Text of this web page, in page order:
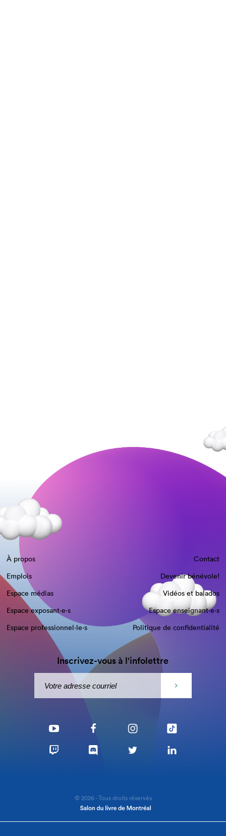
À propos
Contact
Emplois
Devenir bénévole!
Espace médias
Vidéos et balados
Espace exposant·e⋅s
Espace enseignant·e⋅s
Espace professionnel·le⋅s
Politique de confidentialité
Inscrivez-vous à l'infolettre
© 2026 - Tous droits réservés